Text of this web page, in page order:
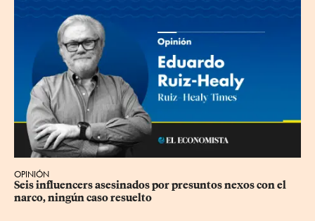
OPINIÓN
Seis influencers asesinados por presuntos nexos con el
narco, ningún caso resuelto